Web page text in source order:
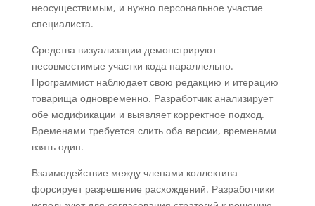
неосуществимым, и нужно персональное участие
специалиста.
Средства визуализации демонстрируют
несовместимые участки кода параллельно.
Программист наблюдает свою редакцию и итерацию
товарища одновременно. Разработчик анализирует
обе модификации и выявляет корректное подход.
Временами требуется слить оба версии, временами
взять один.
Взаимодействие между членами коллектива
форсирует разрешение расхождений. Разработчики